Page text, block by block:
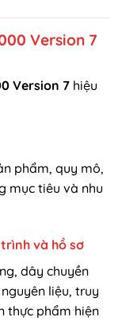
Version 7
Version 7 hiệu
phẩm, quy mô,
mục tiêu và nhu
và hồ sơ
dây chuyền
liệu, truy
thực phẩm hiện